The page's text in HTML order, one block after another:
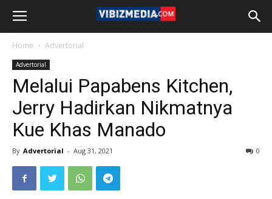
Home Advertorial
Advertorial
Melalui Papabens Kitchen,
Jerry Hadirkan Nikmatnya
Kue Khas Manado
By Advertorial - Aug 31, 2021 0